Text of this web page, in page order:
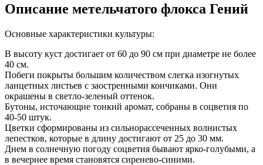
Описание метельчатого флокса Гений
Основные характеристики культуры:
В высоту куст достигает от 60 до 90 см при диаметре не более
40 см.
Побеги покрыты большим количеством слегка изогнутых
ланцетных листьев с заостренными кончиками. Они
окрашены в светло-зеленый оттенок.
Бутоны, источающие тонкий аромат, собраны в соцветия по
40-50 штук.
Цветки сформированы из сильнорассеченных волнистых
лепестков, которые в длину достигают от 25 до 30 мм.
Днем в солнечную погоду соцветия бывают ярко-голубыми, а
в вечернее время становятся сиренево-синими.